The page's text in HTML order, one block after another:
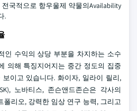
국적으로 항우울제 약물의Availability
.
인 수익의 상당 부분을 차지하는 소수
의해 특징지어지는 중간 정도의 집중
이고 있습니다. 화이자, 일라이 릴리,
노바티스, 존슨앤드존슨은 각사의
폴리오, 강력한 임상 연구 능력, 그리고